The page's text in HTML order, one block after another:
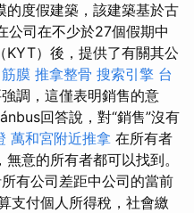
的度假建築，該建築基於古
公司在不少於27個假期中
KYT）後，提供了有關其公
膜 推拿整骨 搜索引擎 台
調，這僅表明銷售的意
回答說，對“銷售”沒有
萬和宮附近推拿 在所有者
意的所有者都可以找到。
有公司差距中公司的當前
支付個人所得稅，社會繳